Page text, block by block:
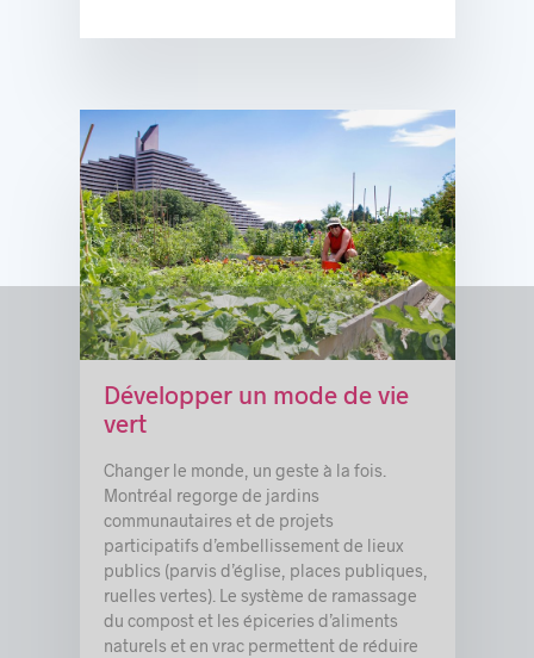
c
Développer un mode de vie
vert
Changer le monde, un geste à la fois.
Montréal regorge de jardins
communautaires et de projets
participatifs d’embellissement de lieux
publics (parvis d’église, places publiques,
ruelles vertes). Le système de ramassage
du compost et les épiceries d’aliments
naturels et en vrac permettent de réduire